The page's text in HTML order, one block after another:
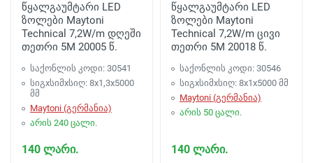
წყალგაუმტარი LED
ზოლები Maytoni
Technical 7,2W/m დღეში
თეთრი 5M 20005 წ.
საქონლის კოდი: 30541
სიგxსიმxსიღ: 8x1,3x5000
მმ
Maytoni (გერმანია)
არის 240 ცალი.
140 ლარი.
წყალგაუმტარი LED
ზოლები Maytoni
Technical 7,2W/m ცივი
თეთრი 5M 20018 წ.
საქონლის კოდი: 30546
სიგxსიმxსიღ: 8x1x5000 მმ
Maytoni (გერმანია)
არის 50 ცალი.
140 ლარი.